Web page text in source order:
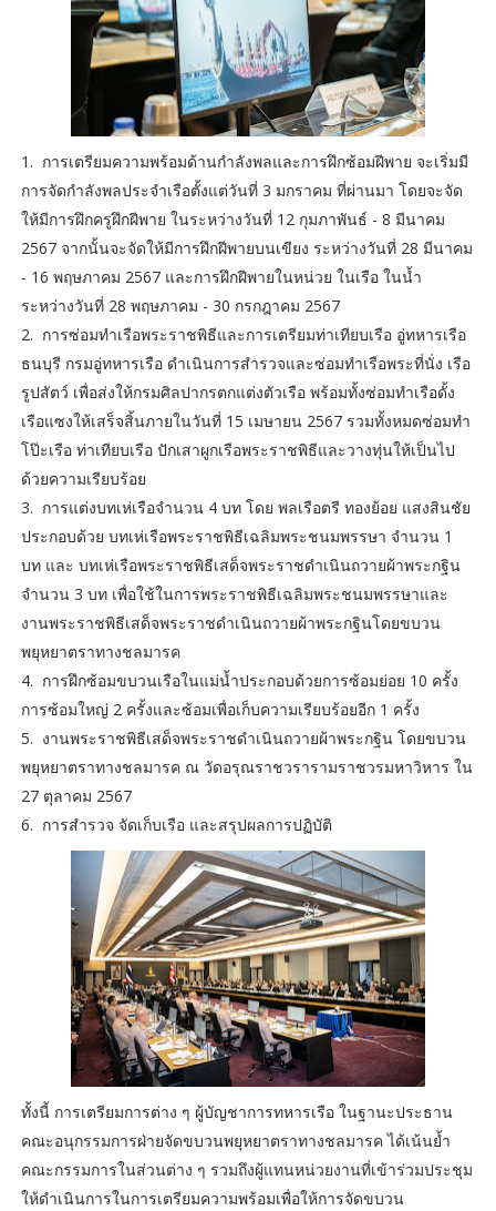
1. การเตรียมความพร้อมด้านกำลังพลและการฝึกซ้อมฝีพาย จะเริ่มมี
การจัดกำลังพลประจำเรือตั้งแต่วันที่ 3 มกราคม ที่ผ่านมา โดยจะจัด
ให้มีการฝึกครูฝึกฝีพาย ในระหว่างวันที่ 12 กุมภาพันธ์ - 8 มีนาคม
2567 จากนั้นจะจัดให้มีการฝึกฝีพายบนเขียง ระหว่างวันที่ 28 มีนาคม
- 16 พฤษภาคม 2567 และการฝึกฝีพายในหน่วย ในเรือ ในน้ำ
ระหว่างวันที่ 28 พฤษภาคม - 30 กรกฎาคม 2567
2. การซ่อมทำเรือพระราชพิธีและการเตรียมท่าเทียบเรือ อู่ทหารเรือ
ธนบุรี กรมอู่ทหารเรือ ดำเนินการสำรวจและซ่อมทำเรือพระที่นั่ง เรือ
รูปสัตว์ เพื่อส่งให้กรมศิลปากรตกแต่งตัวเรือ พร้อมทั้งซ่อมทำเรือดั้ง
เรือแซงให้เสร็จสิ้นภายในวันที่ 15 เมษายน 2567 รวมทั้งหมดซ่อมทำ
โป๊ะเรือ ท่าเทียบเรือ ปักเสาผูกเรือพระราชพิธีและวางทุ่นให้เป็นไป
ด้วยความเรียบร้อย
3. การแต่งบทเห่เรือจำนวน 4 บท โดย พลเรือตรี ทองย้อย แสงสินชัย
ประกอบด้วย บทเห่เรือพระราชพิธีเฉลิมพระชนมพรรษา จำนวน 1
บท และ บทเห่เรือพระราชพิธีเสด็จพระราชดำเนินถวายผ้าพระกฐิน
จำนวน 3 บท เพื่อใช้ในการพระราชพิธีเฉลิมพระชนมพรรษาและ
งานพระราชพิธีเสด็จพระราชดำเนินถวายผ้าพระกฐินโดยขบวน
พยุหยาตราทางชลมารค
4. การฝึกซ้อมขบวนเรือในแม่น้ำประกอบด้วยการซ้อมย่อย 10 ครั้ง
การซ้อมใหญ่ 2 ครั้งและซ้อมเพื่อเก็บความเรียบร้อยอีก 1 ครั้ง
5. งานพระราชพิธีเสด็จพระราชดำเนินถวายผ้าพระกฐิน โดยขบวน
พยุหยาตราทางชลมารค ณ วัดอรุณราชวรารามราชวรมหาวิหาร ใน
27 ตุลาคม 2567
6. การสำรวจ จัดเก็บเรือ และสรุปผลการปฏิบัติ
ทั้งนี้ การเตรียมการต่าง ๆ ผู้บัญชาการทหารเรือ ในฐานะประธาน
คณะอนุกรรมการฝ่ายจัดขบวนพยุหยาตราทางชลมารค ได้เน้นย้ำ
คณะกรรมการในส่วนต่าง ๆ รวมถึงผู้แทนหน่วยงานที่เข้าร่วมประชุม
ให้ดำเนินการในการเตรียมความพร้อมเพื่อให้การจัดขบวน